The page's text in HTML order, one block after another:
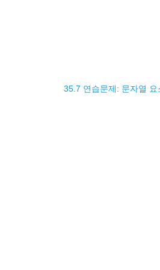
35.7 연습문제: 문자열